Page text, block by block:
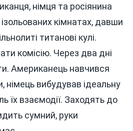
німця та росіянина
кімнатах, давши
титанові кулі.
комісію. Через два дні
Американець навчився
вибудував ідеальну
їх взаємодії. Заходять до
сумний, руки